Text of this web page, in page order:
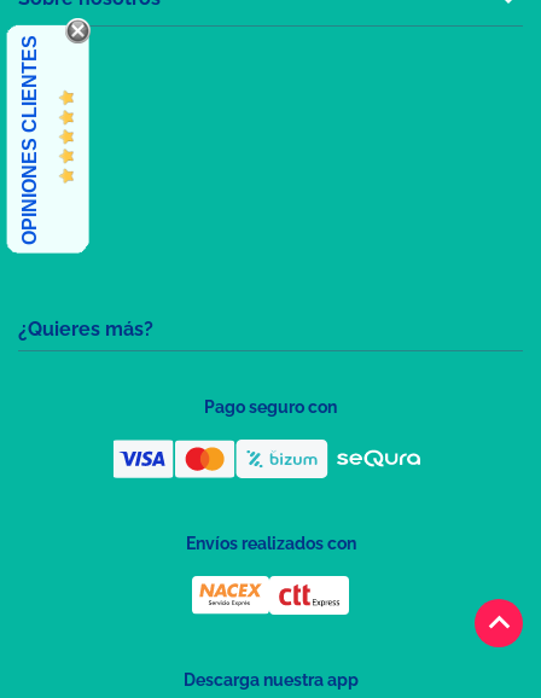
keyboard_arrow_up
¿Quieres más?
OPINIONES CLIENTES
Pago seguro con
Envíos realizados con
Descarga nuestra app